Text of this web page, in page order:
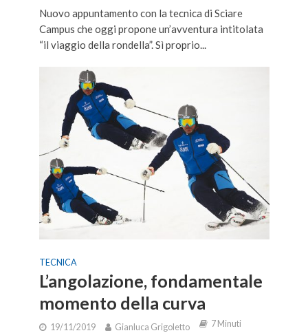
Nuovo appuntamento con la tecnica di Sciare
Campus che oggi propone un’avventura intitolata
“il viaggio della rondella”. Sì proprio...
TECNICA
L’angolazione, fondamentale
momento della curva
19/11/2019 Gianluca Grigoletto 7 Minuti